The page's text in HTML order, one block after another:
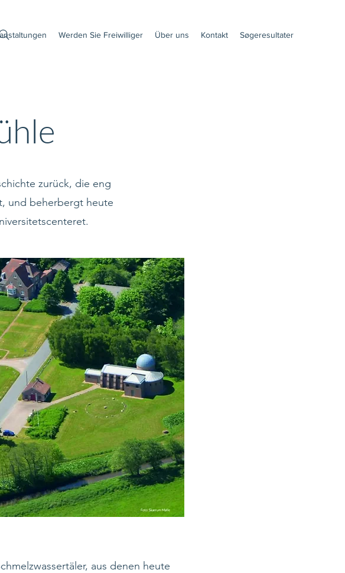
Werden Sie Freiwilliger Über uns Kontakt Søgeresultater
zurück, die eng
und beherbergt heute
aus denen heute